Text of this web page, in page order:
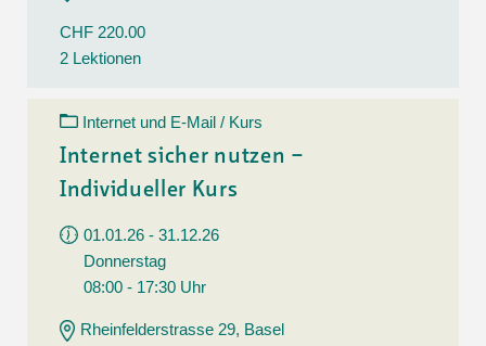
CHF 220.00
2 Lektionen
Internet und E-Mail / Kurs
Internet sicher nutzen –
Individueller Kurs
01.01.26 - 31.12.26
Donnerstag
08:00 - 17:30 Uhr
Rheinfelderstrasse 29, Basel